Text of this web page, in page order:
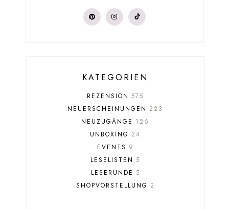
KATEGORIEN
REZENSION 575
NEUERSCHEINUNGEN 223
NEUZUGÄNGE 126
UNBOXING 24
EVENTS 9
LESELISTEN 5
LESERUNDE 5
SHOPVORSTELLUNG 2